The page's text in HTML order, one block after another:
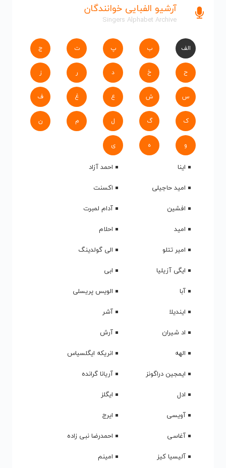
آرشیو الفبایی خوانندگان
Singers Alphabet Archive
الف ب پ ت ج
ح خ د ر ز
س ش ع غ ف
ک گ ل م ن
و ه ی
اینا
احمد آزاد
امید حاجیلی
اکسنت
افشین
آدام لمبرت
امید
احلام
امیر تتلو
الی گولدینگ
ایگی آزیلیا
ابی
آبا
الویس پریسلی
ایندیلا
آشر
اد شیران
آرش
الهه
انریکه ایگلسیاس
ایمجین دراگونز
آریانا گرانده
ادل
ایگلز
آویسی
ایرج
آغاسی
احمدرضا نبی زاده
آلیسیا کیز
امینم